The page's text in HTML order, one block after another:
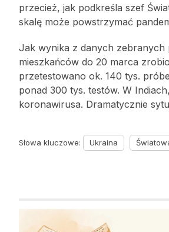
przecież, jak podkreśla szef
skalę może powstrzymać
Jak wynika z danych zebranych
mieszkańców do 20 marca
przetestowano ok. 140 tys.
ponad 300 tys. testów. W
koronawirusa. Dramatycznie
Słowa kluczowe: Ukraina